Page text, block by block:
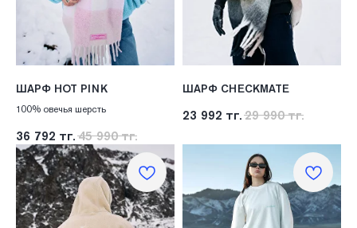
ШАРФ HOT PINK
100% овечья шерсть
36 792 тг. 45 990 тг.
ШАРФ CHECKMATE
23 992 тг. 29 990 тг.